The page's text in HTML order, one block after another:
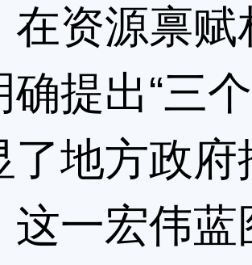
源禀赋
确提出“三
了地方政
这一宏伟